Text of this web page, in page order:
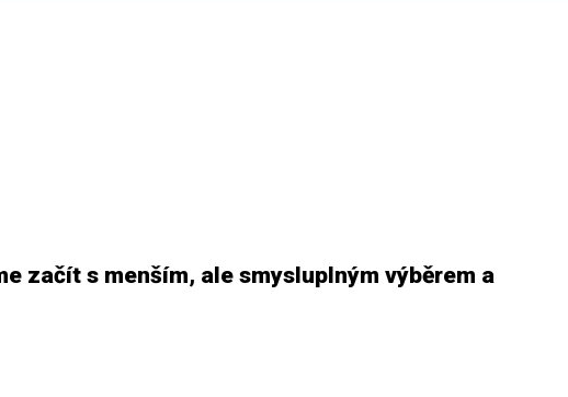
začít s menším, ale smysluplným výběrem a